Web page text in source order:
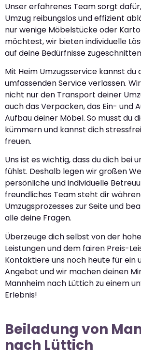
Unser erfahrenes Team sorgt
Umzug reibungslos und effizient
nur wenige Möbelstücke oder
möchtest, wir bieten individuelle
auf deine Bedürfnisse
Mit Heim Umzugsservice kannst du
umfassenden Service verlassen.
nicht nur den Transport deiner
auch das Verpacken, das Ein- und
Aufbau deiner Möbel. So musst du
kümmern und kannst dich
freuen.
Uns ist es wichtig, dass du dich bei
fühlst. Deshalb legen wir großen
persönliche und individuelle
freundliches Team steht dir
Umzugsprozesses zur Seite und
alle deine Fragen.
Überzeuge dich selbst von der
Leistungen und dem fairen Preis-
Kontaktiere uns noch heute für ein
Angebot und wir machen deinen
Mannheim nach Lüttich zu einem
Erlebnis!
Beiladung von
nach Lüttich